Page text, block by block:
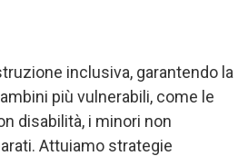
inclusiva, garantendo la
più vulnerabili, come le
disabilità, i minori non
Attuiamo strategie